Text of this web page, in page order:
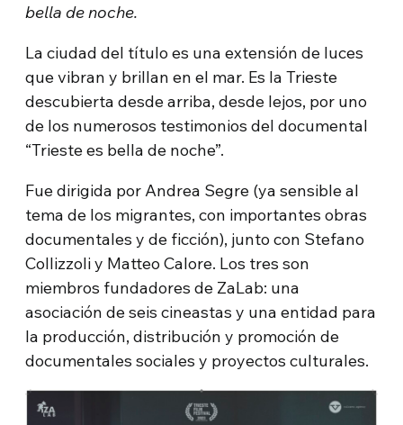
bella de noche.
La ciudad del título es una extensión de luces
que vibran y brillan en el mar. Es la Trieste
descubierta desde arriba, desde lejos, por uno
de los numerosos testimonios del documental
“Trieste es bella de noche”.
Fue dirigida por Andrea Segre (ya sensible al
tema de los migrantes, con importantes obras
documentales y de ficción), junto con Stefano
Collizzoli y Matteo Calore. Los tres son
miembros fundadores de ZaLab: una
asociación de seis cineastas y una entidad para
la producción, distribución y promoción de
documentales sociales y proyectos culturales.